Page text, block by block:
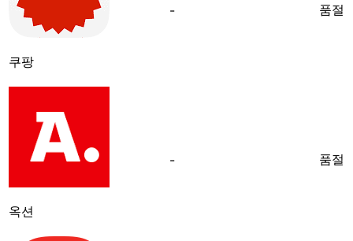
쿠팡
- 품절
옥션
- 품절